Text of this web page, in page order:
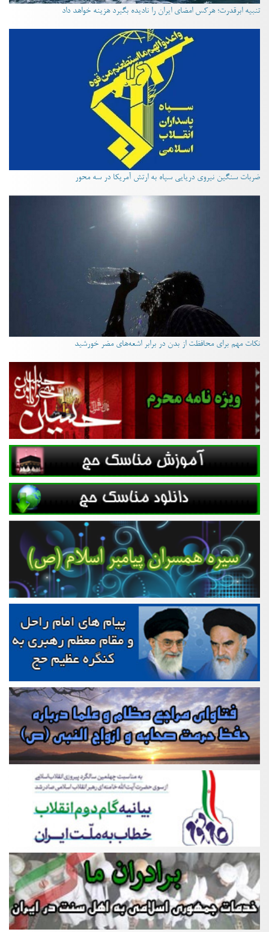
تنبیه ابرقدرت؛ هرکس امضای ایران را نادیده بگیرد هزینه خواهد داد
ضربات سنگین نیروی دریایی سپاه به ارتش آمریکا در سه محور
نکات مهم برای محافظت از بدن در برابر اشعه‌های مضر خورشید